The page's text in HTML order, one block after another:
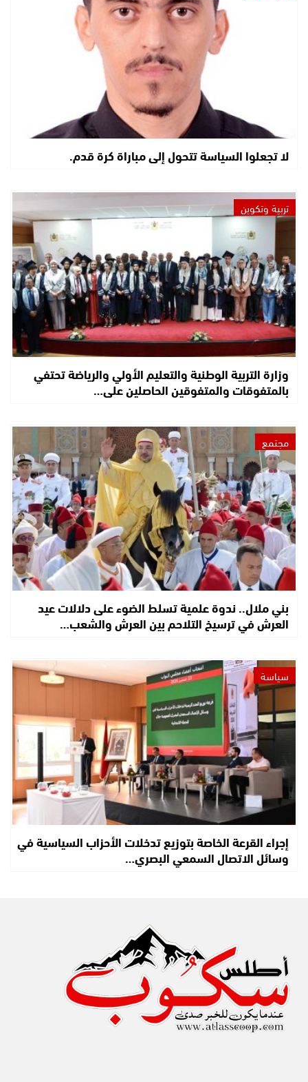
لا تجعلوا السياسة تتحول إلى مباراة كرة قدم.
تربية وتكوين
وزارة التربية الوطنية والتعليم الأولي والرياضة تحتفي
بالمتفوقات والمتفوقين الحاصلين على…
مجتمع
بني ملال.. ندوة علمية تسلط الضوء على دلالات عيد
العرش في ترسيخ التلاحم بين العرش والشعب…
سياسة
إجراء القرعة الخاصة بتوزيع تدخلات الأحزاب السياسية في
وسائل الاتصال السمعي البصري…